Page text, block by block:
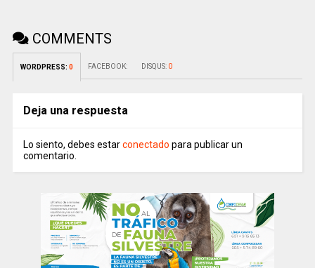
COMMENTS
WORDPRESS: 0 FACEBOOK: DISQUS: 0
Deja una respuesta
Lo siento, debes estarconectado para publicar un
comentario.